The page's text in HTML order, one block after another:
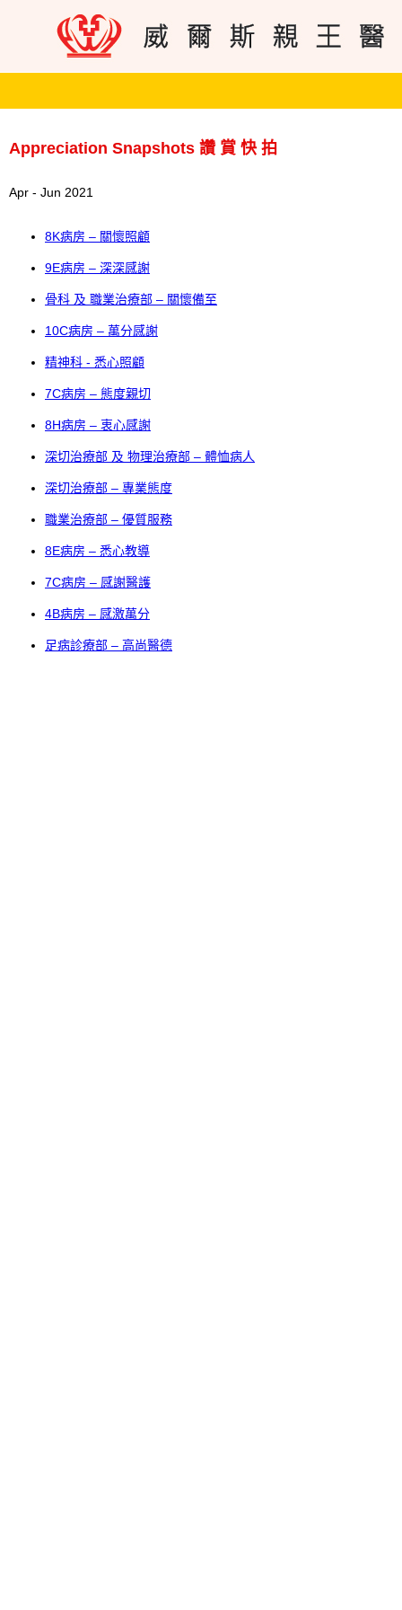
Appreciation Snapshots 讚 賞 快 拍
Apr - Jun 2021
8K病房 – 關懷照顧
9E病房 – 深深感謝
骨科 及 職業治療部 – 關懷備至
10C病房 – 萬分感謝
精神科 - 悉心照顧
7C病房 – 態度親切
8H病房 – 衷心感謝
深切治療部 及 物理治療部 – 體恤病人
深切治療部 – 專業態度
職業治療部 – 優質服務
8E病房 – 悉心教導
7C病房 – 感謝醫護
4B病房 – 感激萬分
足病診療部 – 高尚醫德